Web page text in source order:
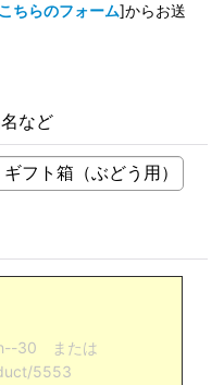
こちらのフォーム]からお送
など
30 または
5553